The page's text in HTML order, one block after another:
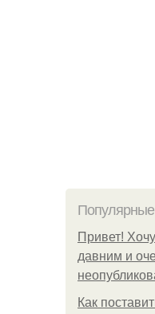
Привет!
давним и
Как